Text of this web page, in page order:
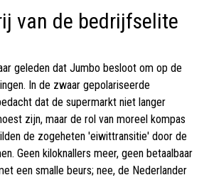
van de bedrijfselite
geleden dat Jumbo besloot om op de
In de zwaar gepolariseerde
dat de supermarkt niet langer
zijn, maar de rol van moreel kompas
de zogeheten 'eiwittransitie' door de
Geen kiloknallers meer, geen betaalbaar
een smalle beurs; nee, de Nederlander